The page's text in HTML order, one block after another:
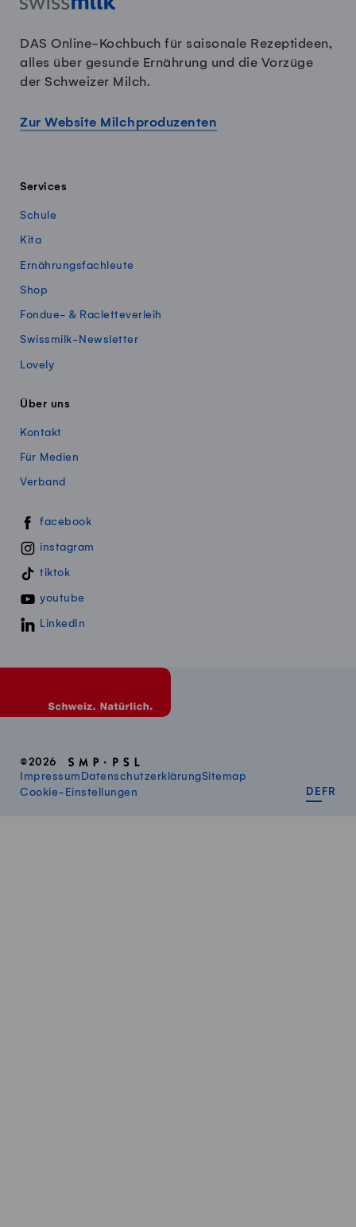
DAS Online-Kochbuch für saisonale Rezeptideen,
alles über gesunde Ernährung und die Vorzüge
der Schweizer Milch.
Zur Website Milchproduzenten
Services
Schule
Kita
Ernährungsfachleute
Shop
Fondue- & Racletteverleih
Swissmilk-Newsletter
Lovely
Über uns
Kontakt
Für Medien
Verband
Swissmillk auf Social Media
facebook
instagram
tiktok
youtube
LinkedIn
©2026
Impressum DatenschutzerklärungSitemap
Cookie-Einstellungen
DE FR